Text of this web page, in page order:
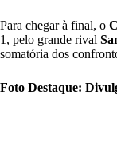
Para chegar à final, o
1, pelo grande rival
somatória dos
Foto Destaque: